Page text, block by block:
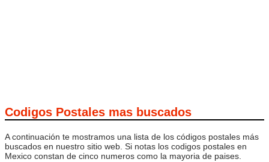
Codigos Postales mas buscados
A continuación te mostramos una lista de los códigos postales más
buscados en nuestro sitio web. Si notas los codigos postales en
Mexico constan de cinco numeros como la mayoria de paises.